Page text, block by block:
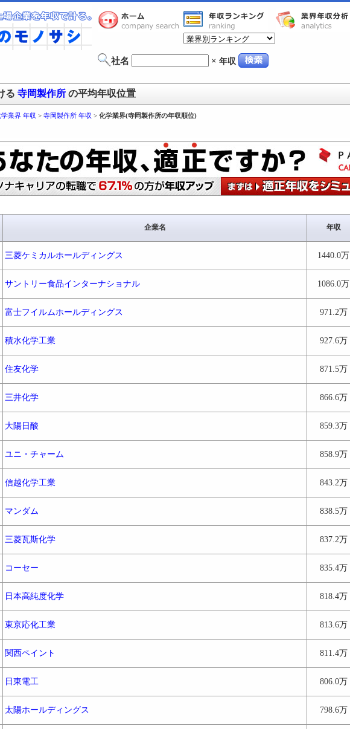
社名 × 年収
る 寺岡製作所 の平均年収位置
学業界 年収 > 寺岡製作所 年収 > 化学業界(寺岡製作所の年収順位)
企業名 年収
三菱ケミカルホールディングス 1440.0万
サントリー食品インターナショナル 1086.0万
富士フイルムホールディングス 971.2万
積水化学工業 927.6万
住友化学 871.5万
三井化学 866.6万
大陽日酸 859.3万
ユニ・チャーム 858.9万
信越化学工業 843.2万
マンダム 838.5万
三菱瓦斯化学 837.2万
コーセー 835.4万
日本高純度化学 818.4万
東京応化工業 813.6万
関西ペイント 811.4万
日東電工 806.0万
太陽ホールディングス 798.6万